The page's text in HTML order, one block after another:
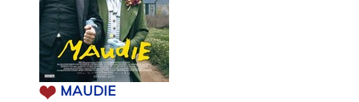
MAUDIE